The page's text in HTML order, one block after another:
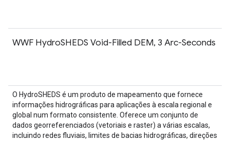
WWF HydroSHEDS Void-Filled DEM, 3 Arc-Seconds
O HydroSHEDS é um produto de mapeamento que fornece
informações hidrográficas para aplicações à escala regional e
global num formato consistente. Oferece um conjunto de
dados georreferenciados (vetoriais e raster) a várias escalas,
incluindo redes fluviais, limites de bacias hidrográficas, direções